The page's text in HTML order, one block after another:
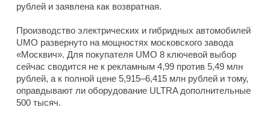
рублей и заявлена как возвратная.
Производство электрических и гибридных автомобилей
UMO развернуто на мощностях московского завода
«Москвич». Для покупателя UMO 8 ключевой выбор
сейчас сводится не к рекламным 4,99 против 5,49 млн
рублей, а к полной цене 5,915–6,415 млн рублей и тому,
оправдывают ли оборудование ULTRA дополнительные
500 тысяч.